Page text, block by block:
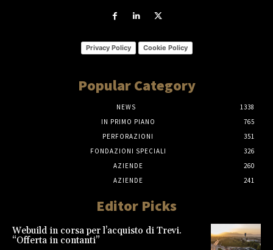
Privacy Policy Cookie Policy
Popular Category
NEWS
1338
IN PRIMO PIANO
765
PERFORAZIONI
351
FONDAZIONI SPECIALI
326
AZIENDE
260
AZIENDE
241
Editor Picks
Webuild in corsa per l’acquisto di Trevi.
“Offerta in contanti”